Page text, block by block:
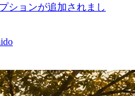
ションが追加されまし